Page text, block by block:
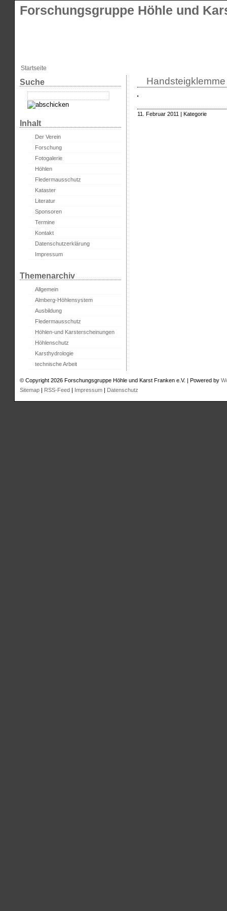
Forschungsgruppe Höhle und
Startseite
Handsteigklemme
11. Februar 2011 | Kategorie
Suche
Inhalt
Der Verein
Forschung
Fotogalerie
Höhlen
Fledermausschutz
Kataster
Literatur
Sponsoren
Termine
Kontakt
Datenschutzerklärung
Impressum
Themenarchiv
Allgemein
Almberg-Höhlensystem
Ausbildung
Fledermausschutz
Höhlen-und Karsterscheinungen
Höhlenschutz
Karsthydrologie
technische Arbeit
© Copyright 2026 Forschungsgruppe Höhle und Karst Franken e.V. | Powered by
Sitemap | RSS-Feed | Impressum | Datenschutz